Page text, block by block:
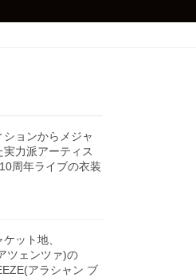
ョンからメジャ
力派アーティス
周年ライブの衣装
ット地、
ツェンツァ)の
アラシャン ブ